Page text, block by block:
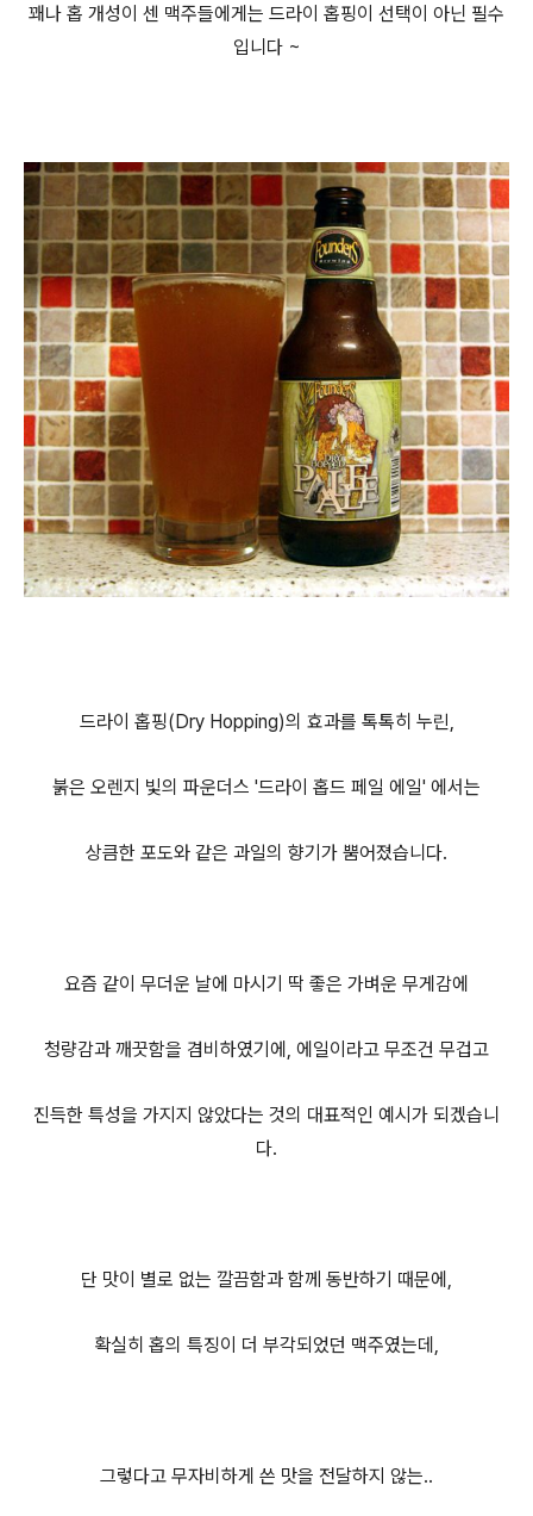
꽤나 홉 개성이 센 맥주들에게는 드라이 홉핑이 선택이 아닌 필수
입니다 ~
드라이 홉핑(Dry Hopping)의 효과를 톡톡히 누린,
붉은 오렌지 빛의 파운더스 '드라이 홉드 페일 에일' 에서는
상큼한 포도와 같은 과일의 향기가 뿜어졌습니다.
요즘 같이 무더운 날에 마시기 딱 좋은 가벼운 무게감에
청량감과 깨끗함을 겸비하였기에, 에일이라고 무조건 무겁고
진득한 특성을 가지지 않았다는 것의 대표적인 예시가 되겠습니
다.
단 맛이 별로 없는 깔끔함과 함께 동반하기 때문에,
확실히 홉의 특징이 더 부각되었던 맥주였는데,
그렇다고 무자비하게 쓴 맛을 전달하지 않는..